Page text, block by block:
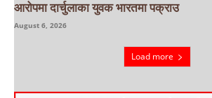
आरोपमा दार्चुलाका युवक भारतमा पक्राउ
August 6, 2026
Load more